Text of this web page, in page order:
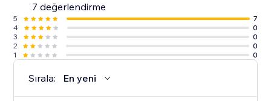
7 değerlendirme
5
7
4
0
3
0
2
0
1
0
Sırala: En yeni